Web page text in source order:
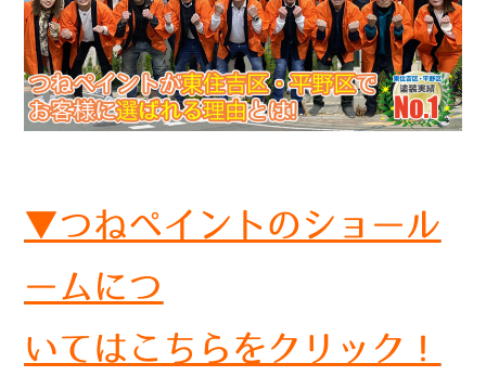
▼つねペイントのショール
ームにつ
いては こちらをクリック！